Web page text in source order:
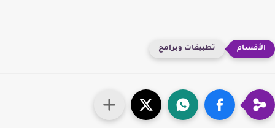
تطبيقات وبرامج